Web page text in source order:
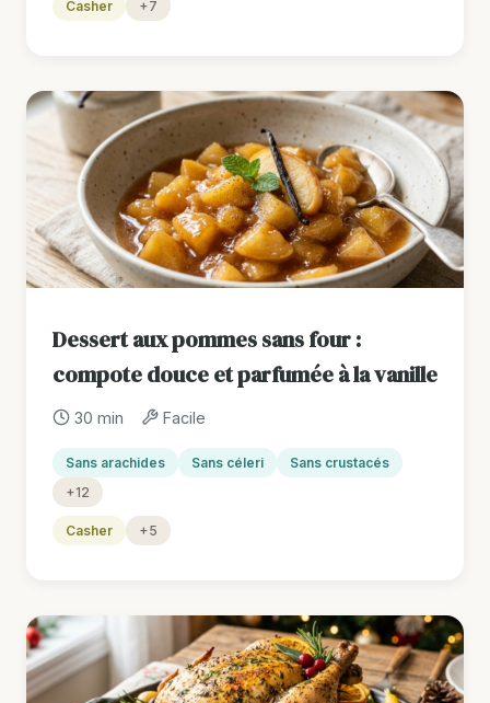
Casher +7
Dessert aux pommes sans four :
compote douce et parfumée à la vanille
30 min Facile
Sans arachides Sans céleri
Sans crustacés
+12
Casher +5